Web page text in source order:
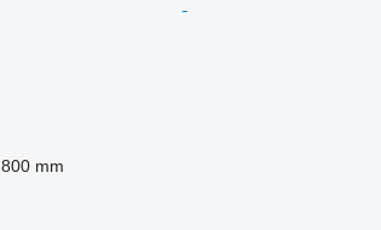
800 mm